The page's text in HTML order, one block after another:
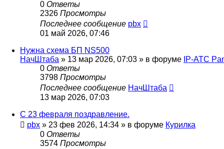
0 Ответы
2326 Просмотры
Последнее сообщение pbx
01 май 2026, 07:46
Нужна схема БП NS500
НачШтаба » 13 мар 2026, 07:03 » в форуме IP-АТС
0 Ответы
3798 Просмотры
Последнее сообщение НачШтаба
13 мар 2026, 07:03
С 23 февраля поздравление.
pbx » 23 фев 2026, 14:34 » в форуме Курилка
0 Ответы
3574 Просмотры